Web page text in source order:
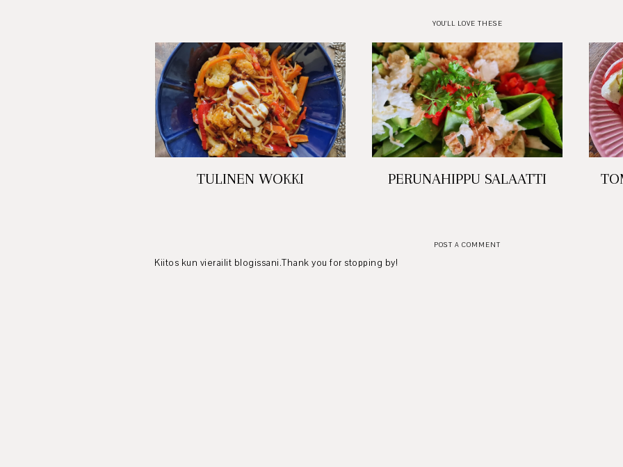
YOU'LL LOVE THESE
TULINEN WOKKI PERUNAHIPPU SALAATTI
POST A COMMENT
Kiitos kun vierailit blogissani.Thank you for stopping by!